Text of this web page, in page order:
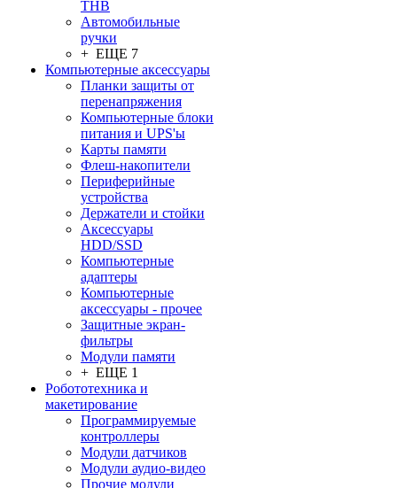
THB
Автомобильные
ручки
+ ЕЩЕ 7
Компьютерные аксессуары
Планки защиты от
перенапряжения
Компьютерные блоки
питания и UPS'ы
Карты памяти
Флеш-накопители
Периферийные
устройства
Держатели и стойки
Аксессуары
HDD/SSD
Компьютерные
адаптеры
Компьютерные
аксессуары - прочее
Защитные экран-
фильтры
Модули памяти
+ ЕЩЕ 1
Робототехника и
макетирование
Программируемые
контроллеры
Модули датчиков
Модули аудио-видео
Прочие модули